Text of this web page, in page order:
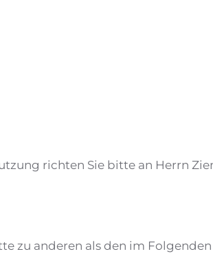
richten Sie bitte an Herrn
zu anderen als den im